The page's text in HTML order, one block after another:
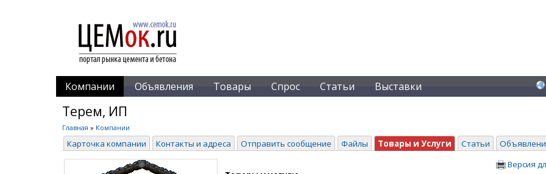
Компании Объявления Товары Спрос Статьи Выставки
Терем, ИП
Главная » Компании
Карточка компании Контакты и адреса Отправить сообщение Файлы Товары и Услуги Статьи
Версия